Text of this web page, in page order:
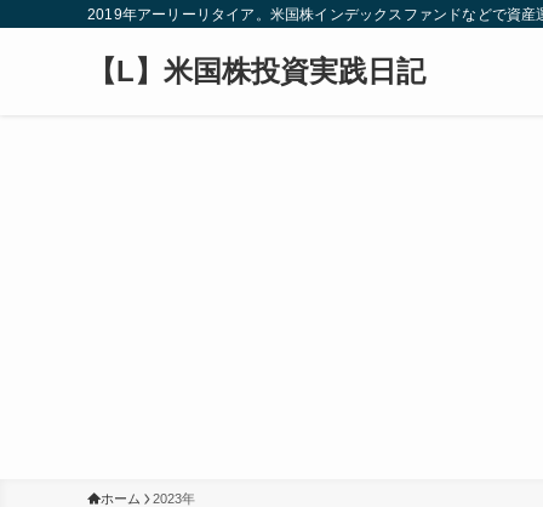
2019年アーリーリタイア。米国株インデックスファンドなどで資産
【L】米国株投資実践日記
ホーム 2023年